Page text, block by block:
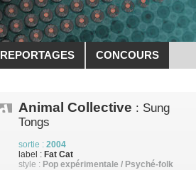
REPORTAGES CONCOURS
Animal Collective : Sung
Tongs
sortie : 2004
label : Fat Cat
style : Pop expérimentale / Psyché-folk